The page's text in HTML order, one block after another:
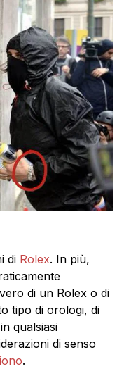
di Rolex. In più,
di un Rolex o di
tipo di orologi, di
qualsiasi
di senso
.